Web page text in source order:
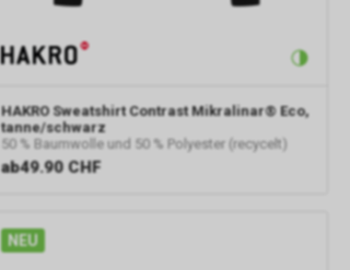
HAKRO Sweatshirt Contrast Mikralinar® Eco,
tanne/schwarz
50 % Baumwolle und 50 % Polyester (recycelt)
ab49.90 CHF
NEU